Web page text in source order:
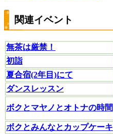
関連イベント
無茶は厳禁！
初詣
夏合宿(2年目)にて
ダンスレッスン
ボクとマヤノとオトナの時間
ボクとみんなとカップケーキ